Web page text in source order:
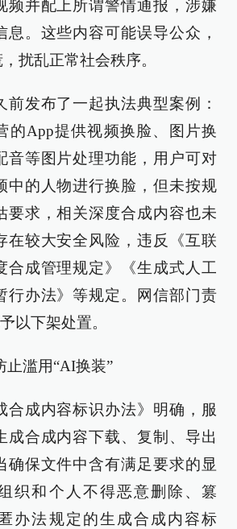
频并配上所谓警情通报，涉嫌
息。这些内容可能误导公众，
扰乱正常社会秩序。
前发布了一起执法典型案例：
的App提供视频换脸、图片换
音等图片处理功能，用户可对
中的人物进行换脸，但未按规
要求，相关深度合成内容也未
在较大安全风险，违反《互联
合成管理规定》《生成式人工
行办法》等规定。网信部门责
以下架处置。
止滥用“AI换装”
合成内容标识办法》明确，服
成合成内容下载、复制、导出
确保文件中含有满足要求的显
织和个人不得恶意删除、篡
办法规定的生成合成内容标